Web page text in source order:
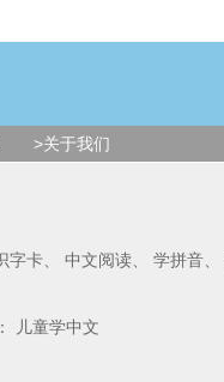
>关于我们
字卡 中文阅读 学拼音
儿童学中文